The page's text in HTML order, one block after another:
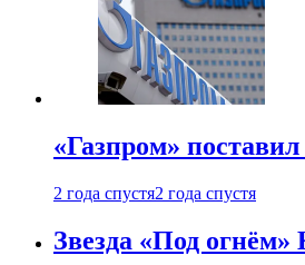
«Газпром»
2 года спустя2 года спустя
Звезда «Под